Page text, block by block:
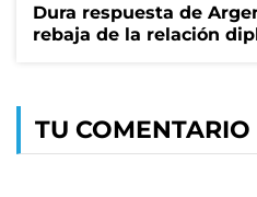
Dura respuesta de
rebaja de la relación
TU COMENTARIO